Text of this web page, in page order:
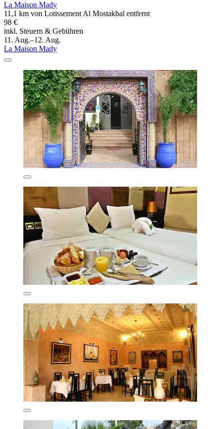
La Maison Mady
11,1 km von Lotissement Al Mostakbal entfernt
98 €
inkl. Steuern & Gebühren
11. Aug.–12. Aug.
La Maison Mady